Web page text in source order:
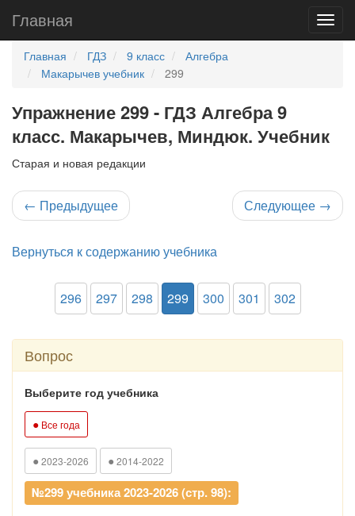
Главная
Главная ГДЗ 9 класс
Алгебра
Макарычев учебник
299
Упражнение 299 - ГДЗ Алгебра 9
класс. Макарычев, Миндюк. Учебник
Старая и новая редакции
← Предыдущее Следующее →
Вернуться к содержанию учебника
296 297 298 299 300 301 302
Вопрос
Выберите год учебника
● Все года
● 2023-2026 ● 2014-2022
№299 учебника 2023-2026 (стр. 98):